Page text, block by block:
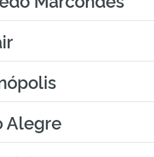
Alegre